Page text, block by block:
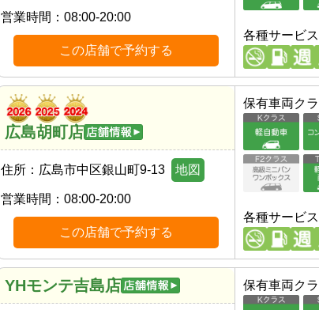
営業時間： 08:00-20:00
この店舗で予約する
各種サービス
広島胡町店
住所： 広島市中区銀山町9-13 地図
営業時間： 08:00-20:00
この店舗で予約する
保有車両ク
各種サービス
YHモンテ吉島店 保有車両ク